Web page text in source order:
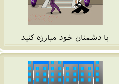
با دشمنان خود مبارزه کنید